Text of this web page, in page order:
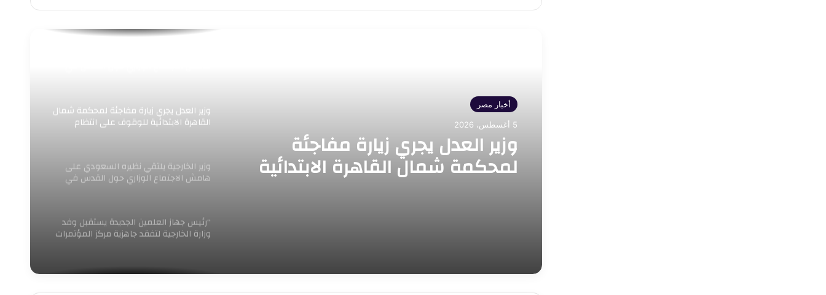
أخبار مصر
5 أغسطس، 2026
وزير العدل يجري زيارة مفاجئة
لمحكمة شمال القاهرة الابتدائية
للوقوف على انتظام العمل
وزير العدل يجري زيارة مفاجئة لمحكمة شمال
القاهرة الابتدائية للوقوف على انتظام
وزير الخارجية يلتقي نظيره السعودي على
هامش الاجتماع الوزاري حول القدس في
“رئيس جهاز العلمين الجديدة يستقبل وفد
وزارة الخارجية لتفقد جاهزية مركز المؤتمرات